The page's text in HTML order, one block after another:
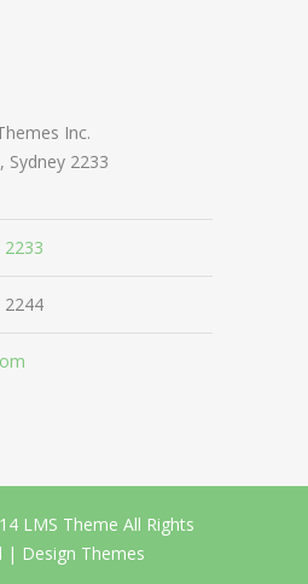
Inc.
Sydney 2233
2244
LMS Theme All Rights
| Design Themes